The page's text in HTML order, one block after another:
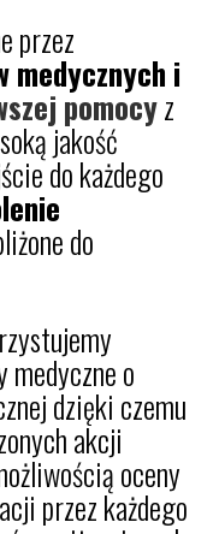
przez
medycznych i
pomocyz
jakość
do każdego
do
o
dzięki czemu
akcji
oceny
przez każdego